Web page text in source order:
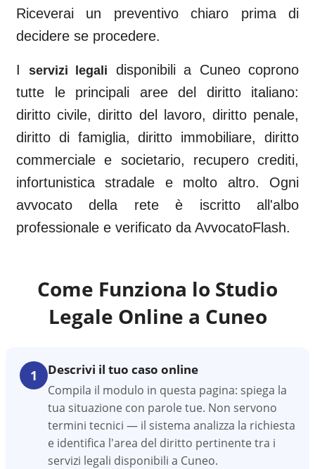
Riceverai un preventivo chiaro prima di
decidere se procedere.
I servizi legali disponibili a Cuneocoprono
tutte le principali aree del diritto italiano:
diritto civile, diritto del lavoro, diritto penale,
diritto di famiglia, diritto immobiliare, diritto
commerciale e societario, recupero crediti,
infortunistica stradale e molto altro. Ogni
avvocato della rete è iscritto all'albo
professionale e verificato da AvvocatoFlash.
Come Funziona lo Studio
Legale Online a Cuneo
1 Descrivi il tuo caso online
Compila il modulo in questa pagina: spiega la
tua situazione con parole tue. Non servono
termini tecnici — il sistema analizza la richiesta
e identifica l'area del diritto pertinente tra i
servizi legali disponibili a Cuneo.